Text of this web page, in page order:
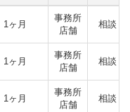
1ヶ月
事務所
店舗
相談
1ヶ月
事務所
店舗
相談
1ヶ月
事務所
店舗
相談